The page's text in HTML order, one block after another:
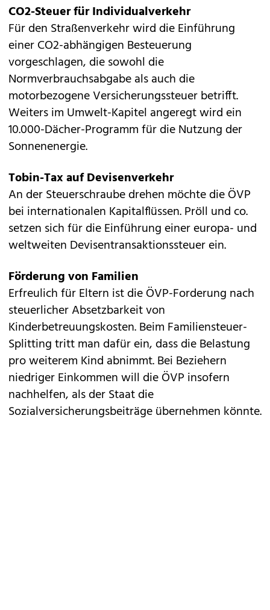
CO2-Steuer für Individualverkehr
Für den Straßenverkehr wird die Einführung
einer CO2-abhängigen Besteuerung
vorgeschlagen, die sowohl die
Normverbrauchsabgabe als auch die
motorbezogene Versicherungssteuer betrifft.
Weiters im Umwelt-Kapitel angeregt wird ein
10.000-Dächer-Programm für die Nutzung der
Sonnenenergie.
Tobin-Tax auf Devisenverkehr
An der Steuerschraube drehen möchte die ÖVP
bei internationalen Kapitalflüssen. Pröll und co.
setzen sich für die Einführung einer europa- und
weltweiten Devisentransaktionssteuer ein.
Förderung von Familien
Erfreulich für Eltern ist die ÖVP-Forderung nach
steuerlicher Absetzbarkeit von
Kinderbetreuungskosten. Beim Familiensteuer-
Splitting tritt man dafür ein, dass die Belastung
pro weiterem Kind abnimmt. Bei Beziehern
niedriger Einkommen will die ÖVP insofern
nachhelfen, als der Staat die
Sozialversicherungsbeiträge übernehmen könnte.